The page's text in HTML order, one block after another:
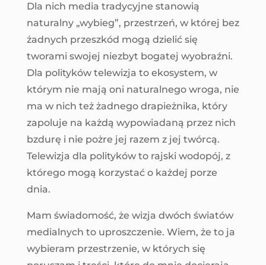
Dla nich media tradycyjne stanowią
naturalny „wybieg”, przestrzeń, w której bez
żadnych przeszkód mogą dzielić się
tworami swojej niezbyt bogatej wyobraźni.
Dla polityków telewizja to ekosystem, w
którym nie mają oni naturalnego wroga, nie
ma w nich też żadnego drapieżnika, który
zapoluje na każdą wypowiadaną przez nich
bzdurę i nie pożre jej razem z jej twórcą.
Telewizja dla polityków to rajski wodopój, z
którego mogą korzystać o każdej porze
dnia.
Mam świadomość, że wizja dwóch światów
medialnych to uproszczenie. Wiem, że to ja
wybieram przestrzenie, w których się